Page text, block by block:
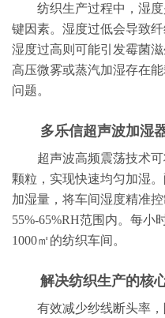
纺织生产过程中，湿
键因素。湿度过低会导致
湿度过高则可能引发霉菌
高压微雾或蒸汽加湿存在
问题。
多乐信超声波加湿
超声波高频震荡技术
颗粒，实现快速均匀加湿
加湿量，将车间湿度精准
55%-65%RH范围内。每小
1000㎡的纺织车间。
解决纺织生产的核
有效减少纱线断头率